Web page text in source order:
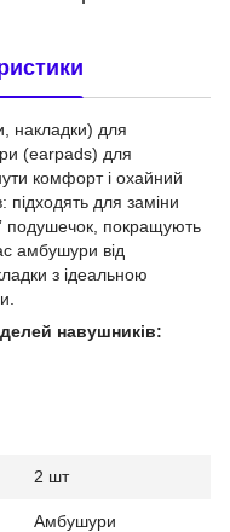
накладки) для
(earpads) для
комфорт і охайний
підходять для заміни
подушечок, покращують
амбушури від
з ідеальною
навушників:
2 шт
Амбушури